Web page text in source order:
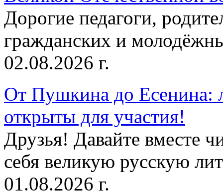
Дорогие педагоги,
гражданских и
02.08.2026 г.
От Пушкина до Есенина:
открыты для участия!
Друзья! Давайте вместе
себя великую русскую
01.08.2026 г.